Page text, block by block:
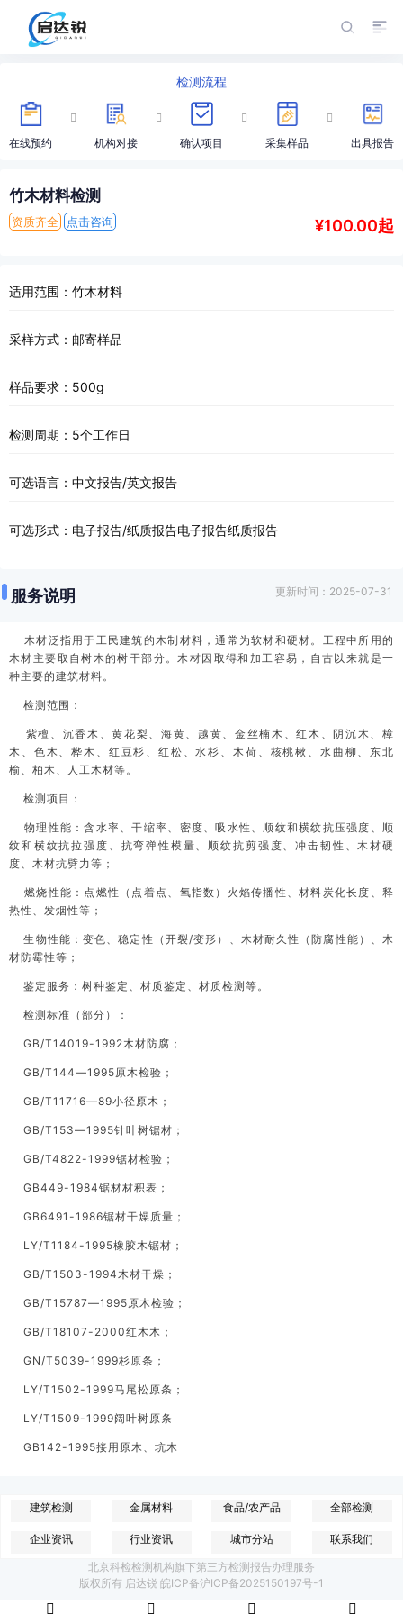
检测流程
在线预约 机构对接 确认项目 采集样品 出具报告
竹木材料检测
资质齐全 点击咨询 ¥100.00起
适用范围：竹木材料
采样方式：邮寄样品
样品要求：500g
检测周期：5个工作日
可选语言：中文报告/英文报告
可选形式：电子报告/纸质报告电子报告纸质报告
服务说明 更新时间：2025-07-31
木材泛指用于工民建筑的木制材料，通常为软材和硬材。工程中所用的
木材主要取自树木的树干部分。木材因取得和加工容易，自古以来就是一
种主要的建筑材料。
检测范围：
紫檀、沉香木、黄花梨、海黄、越黄、金丝楠木、红木、阴沉木、樟
木、色木、桦木、红豆杉、红松、水杉、木荷、核桃楸、水曲柳、东北
榆、柏木、人工木材等。
检测项目：
物理性能：含水率、干缩率、密度、吸水性、顺纹和横纹抗压强度、顺
纹和横纹抗拉强度、抗弯弹性模量、顺纹抗剪强度、冲击韧性、木材硬
度、木材抗劈力等；
燃烧性能：点燃性（点着点、氧指数）火焰传播性、材料炭化长度、释
热性、发烟性等；
生物性能：变色、稳定性（开裂/变形）、木材耐久性（防腐性能）、木
材防霉性等；
鉴定服务：树种鉴定、材质鉴定、材质检测等。
检测标准（部分）：
GB/T14019-1992木材防腐；
GB/T144—1995原木检验；
GB/T11716—89小径原木；
GB/T153—1995针叶树锯材；
GB/T4822-1999锯材检验；
GB449-1984锯材材积表；
GB6491-1986锯材干燥质量；
LY/T1184-1995橡胶木锯材；
GB/T1503-1994木材干燥；
GB/T15787—1995原木检验；
GB/T18107-2000红木木；
GN/T5039-1999杉原条；
LY/T1502-1999马尾松原条；
LY/T1509-1999阔叶树原条
GB142-1995接用原木、坑木
建筑检测 金属材料 食品/农产品 全部检测
企业资讯 行业资讯 城市分站 联系我们
北京科检检测机构旗下第三方检测报告办理服务
版权所有 启达锐 皖ICP备沪ICP备2025150197号-1